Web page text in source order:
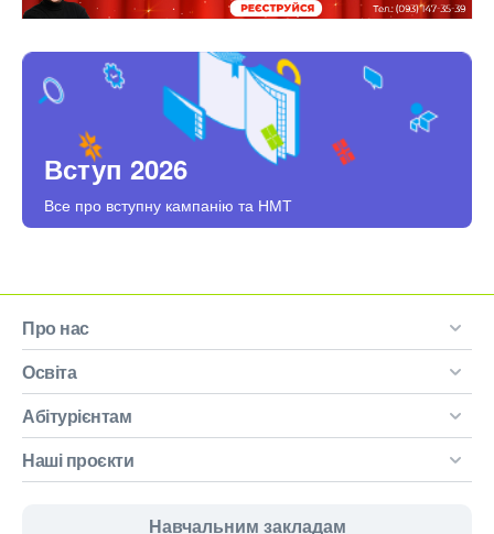
Вступ 2026
Все про вступну кампанію та НМТ
Про нас
Освіта
Абітурієнтам
Наші проєкти
Навчальним закладам